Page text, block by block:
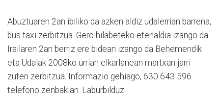
Abuztuaren 2an ibiliko da azken aldiz udalerrian barrena,
bus taxi zerbitzua. Gero hilabeteko etenaldia izango da.
Irailaren 2an berriz ere bidean izango da Behemendik
eta Udalak 2008ko urrian elkarlanean martxan jarri
zuten zerbitzua. Informazio gehiago, 630 643 596
telefono zenbakian. Laburbilduz: